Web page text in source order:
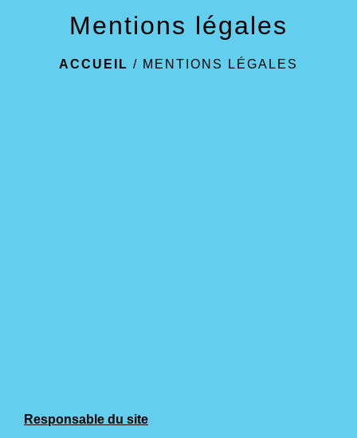
Mentions légales
ACCUEIL / MENTIONS LÉGALES
Responsable du site